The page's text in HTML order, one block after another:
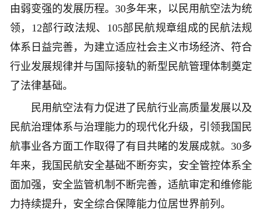
由弱变强的发展历程。30多年来，以民用航空法为统
领，12部行政法规、105部民航规章组成的民航法规
体系日益完善，为建立适应社会主义市场经济、符合
行业发展规律并与国际接轨的新型民航管理体制奠定
了法律基础。
民用航空法有力促进了民航行业高质量发展以及
民航治理体系与治理能力的现代化升级，引领我国民
航事业各方面工作取得了有目共睹的发展成就。30多
年来，我国民航安全基础不断夯实，安全管控体系全
面加强，安全监管机制不断完善，适航审定和维修能
力持续提升，安全综合保障能力位居世界前列。